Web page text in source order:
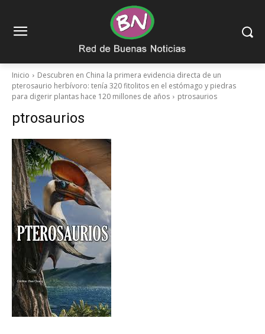
Inicio
Descubren en China la primera evidencia directa de un
pterosaurio herbívoro: tenía 320 fitolitos en el estómago y piedras
para digerir plantas hace 120 millones de años
ptrosaurios
ptrosaurios